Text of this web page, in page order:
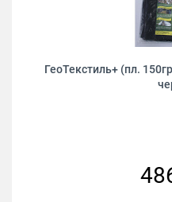
ГеоТекстиль+ (пл.